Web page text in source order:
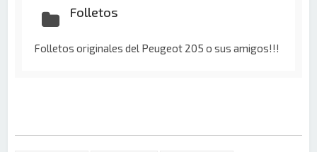
Folletos
Folletos originales del Peugeot 205 o sus amigos!!!